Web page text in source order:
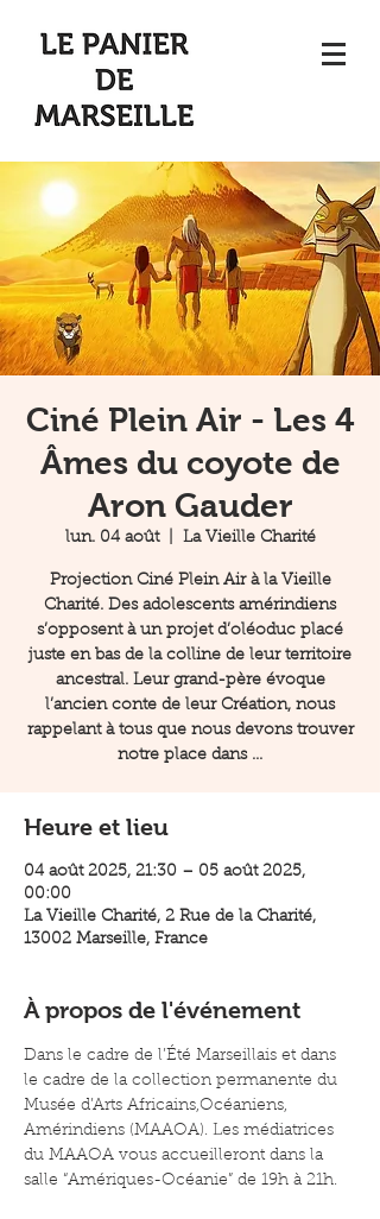
Ciné Plein Air - Les 4
Âmes du coyote de
Aron Gauder
lun. 04 août
  |
La Vieille Charité
Projection Ciné Plein Air à la Vieille
Charité. Des adolescents amérindiens
s’opposent à un projet d’oléoduc placé
juste en bas de la colline de leur territoire
ancestral. Leur grand-père évoque
l’ancien conte de leur Création, nous
rappelant à tous que nous devons trouver
notre place dans ...
Heure et lieu
04 août 2025, 21:30 – 05 août 2025,
00:00
La Vieille Charité, 2 Rue de la Charité,
13002 Marseille, France
À propos de l'événement
Dans le cadre de l’Été Marseillais et dans
le cadre de la collection permanente du
Musée d’Arts Africains,Océaniens,
Amérindiens (MAAOA). Les médiatrices
du MAAOA vous accueilleront dans la
salle “Amériques-Océanie” de 19h à 21h.